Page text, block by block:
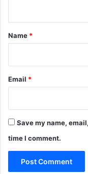
*
Name *
Email *
Save my name,
time I comment.